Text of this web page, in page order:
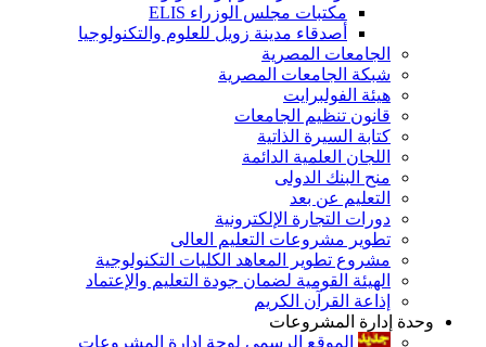
مكتبات مجلس الوزراء ELIS
أصدقاء مدينة زويل للعلوم والتكنولوجيا
الجامعات المصرية
شبكة الجامعات المصرية
هيئة الفولبرايت
قانون تنظيم الجامعات
كتابة السيرة الذاتية
اللجان العلمية الدائمة
منح البنك الدولى
التعليم عن بعد
دورات التجارة الإلكترونية
تطوير مشروعات التعليم العالى
مشروع تطوير المعاهد الكليات التكنولوجية
الهيئة القومية لضمان جودة التعليم والإعتماد
إذاعة القرآن الكريم
وحدة إدارة المشروعات
الموقع الرسمى لوحة إدارة المشروعات